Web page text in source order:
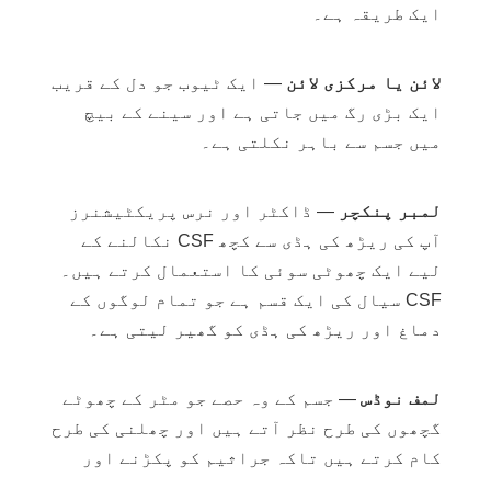
ایک طریقہ ہے۔
لائن یا مرکزی لائن — ایک ٹیوب جو دل کے قریب
ایک بڑی رگ میں جاتی ہے اور سینے کے بیچ
میں جسم سے باہر نکلتی ہے۔
لمبر پنکچر — ڈاکٹر اور نرس پریکٹیشنرز
آپ کی ریڑھ کی ہڈی سے کچھ CSF نکالنے کے
لیے ایک چھوٹی سوئی کا استعمال کرتے ہیں۔
CSF سیال کی ایک قسم ہے جو تمام لوگوں کے
دماغ اور ریڑھ کی ہڈی کو گھیر لیتی ہے۔
لمف نوڈس— جسم کے وہ حصے جو مٹر کے چھوٹے
گچھوں کی طرح نظر آتے ہیں اور چھلنی کی طرح
کام کرتے ہیں تاکہ جراثیم کو پکڑنے اور